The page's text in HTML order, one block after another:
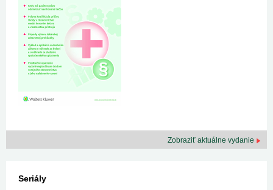
Zobraziť aktuálne vydanie
Seriály